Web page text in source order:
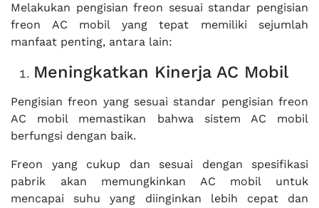
Melakukan pengisian freon sesuai standar pengisian
freon AC mobil yang tepat memiliki sejumlah
manfaat penting, antara lain:
Meningkatkan Kinerja AC Mobil
Pengisian freon yang sesuai standar pengisian freon
AC mobil memastikan bahwa sistem AC mobil
berfungsi dengan baik.
Freon yang cukup dan sesuai dengan spesifikasi
pabrik akan memungkinkan AC mobil untuk
mencapai suhu yang diinginkan lebih cepat dan